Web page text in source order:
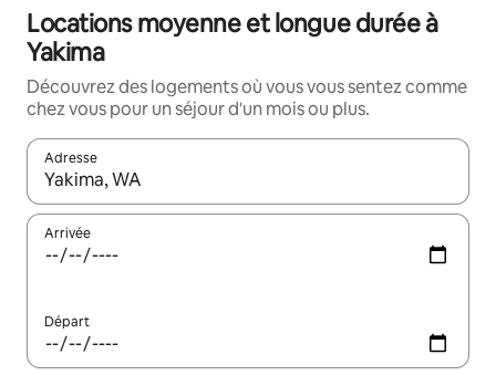
Locations moyenne et longue durée à
Yakima
Découvrez des logements où vous vous sentez comme
chez vous pour un séjour d'un mois ou plus.
Adresse
Lorsque les résultats s'affichent, utilisez les flèches vers le
Arrivée
Départ